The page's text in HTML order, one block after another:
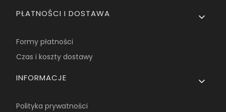
PŁATNOŚCI I DOSTAWA
Formy płatności
Czas i koszty dostawy
INFORMACJE
Polityka prywatności